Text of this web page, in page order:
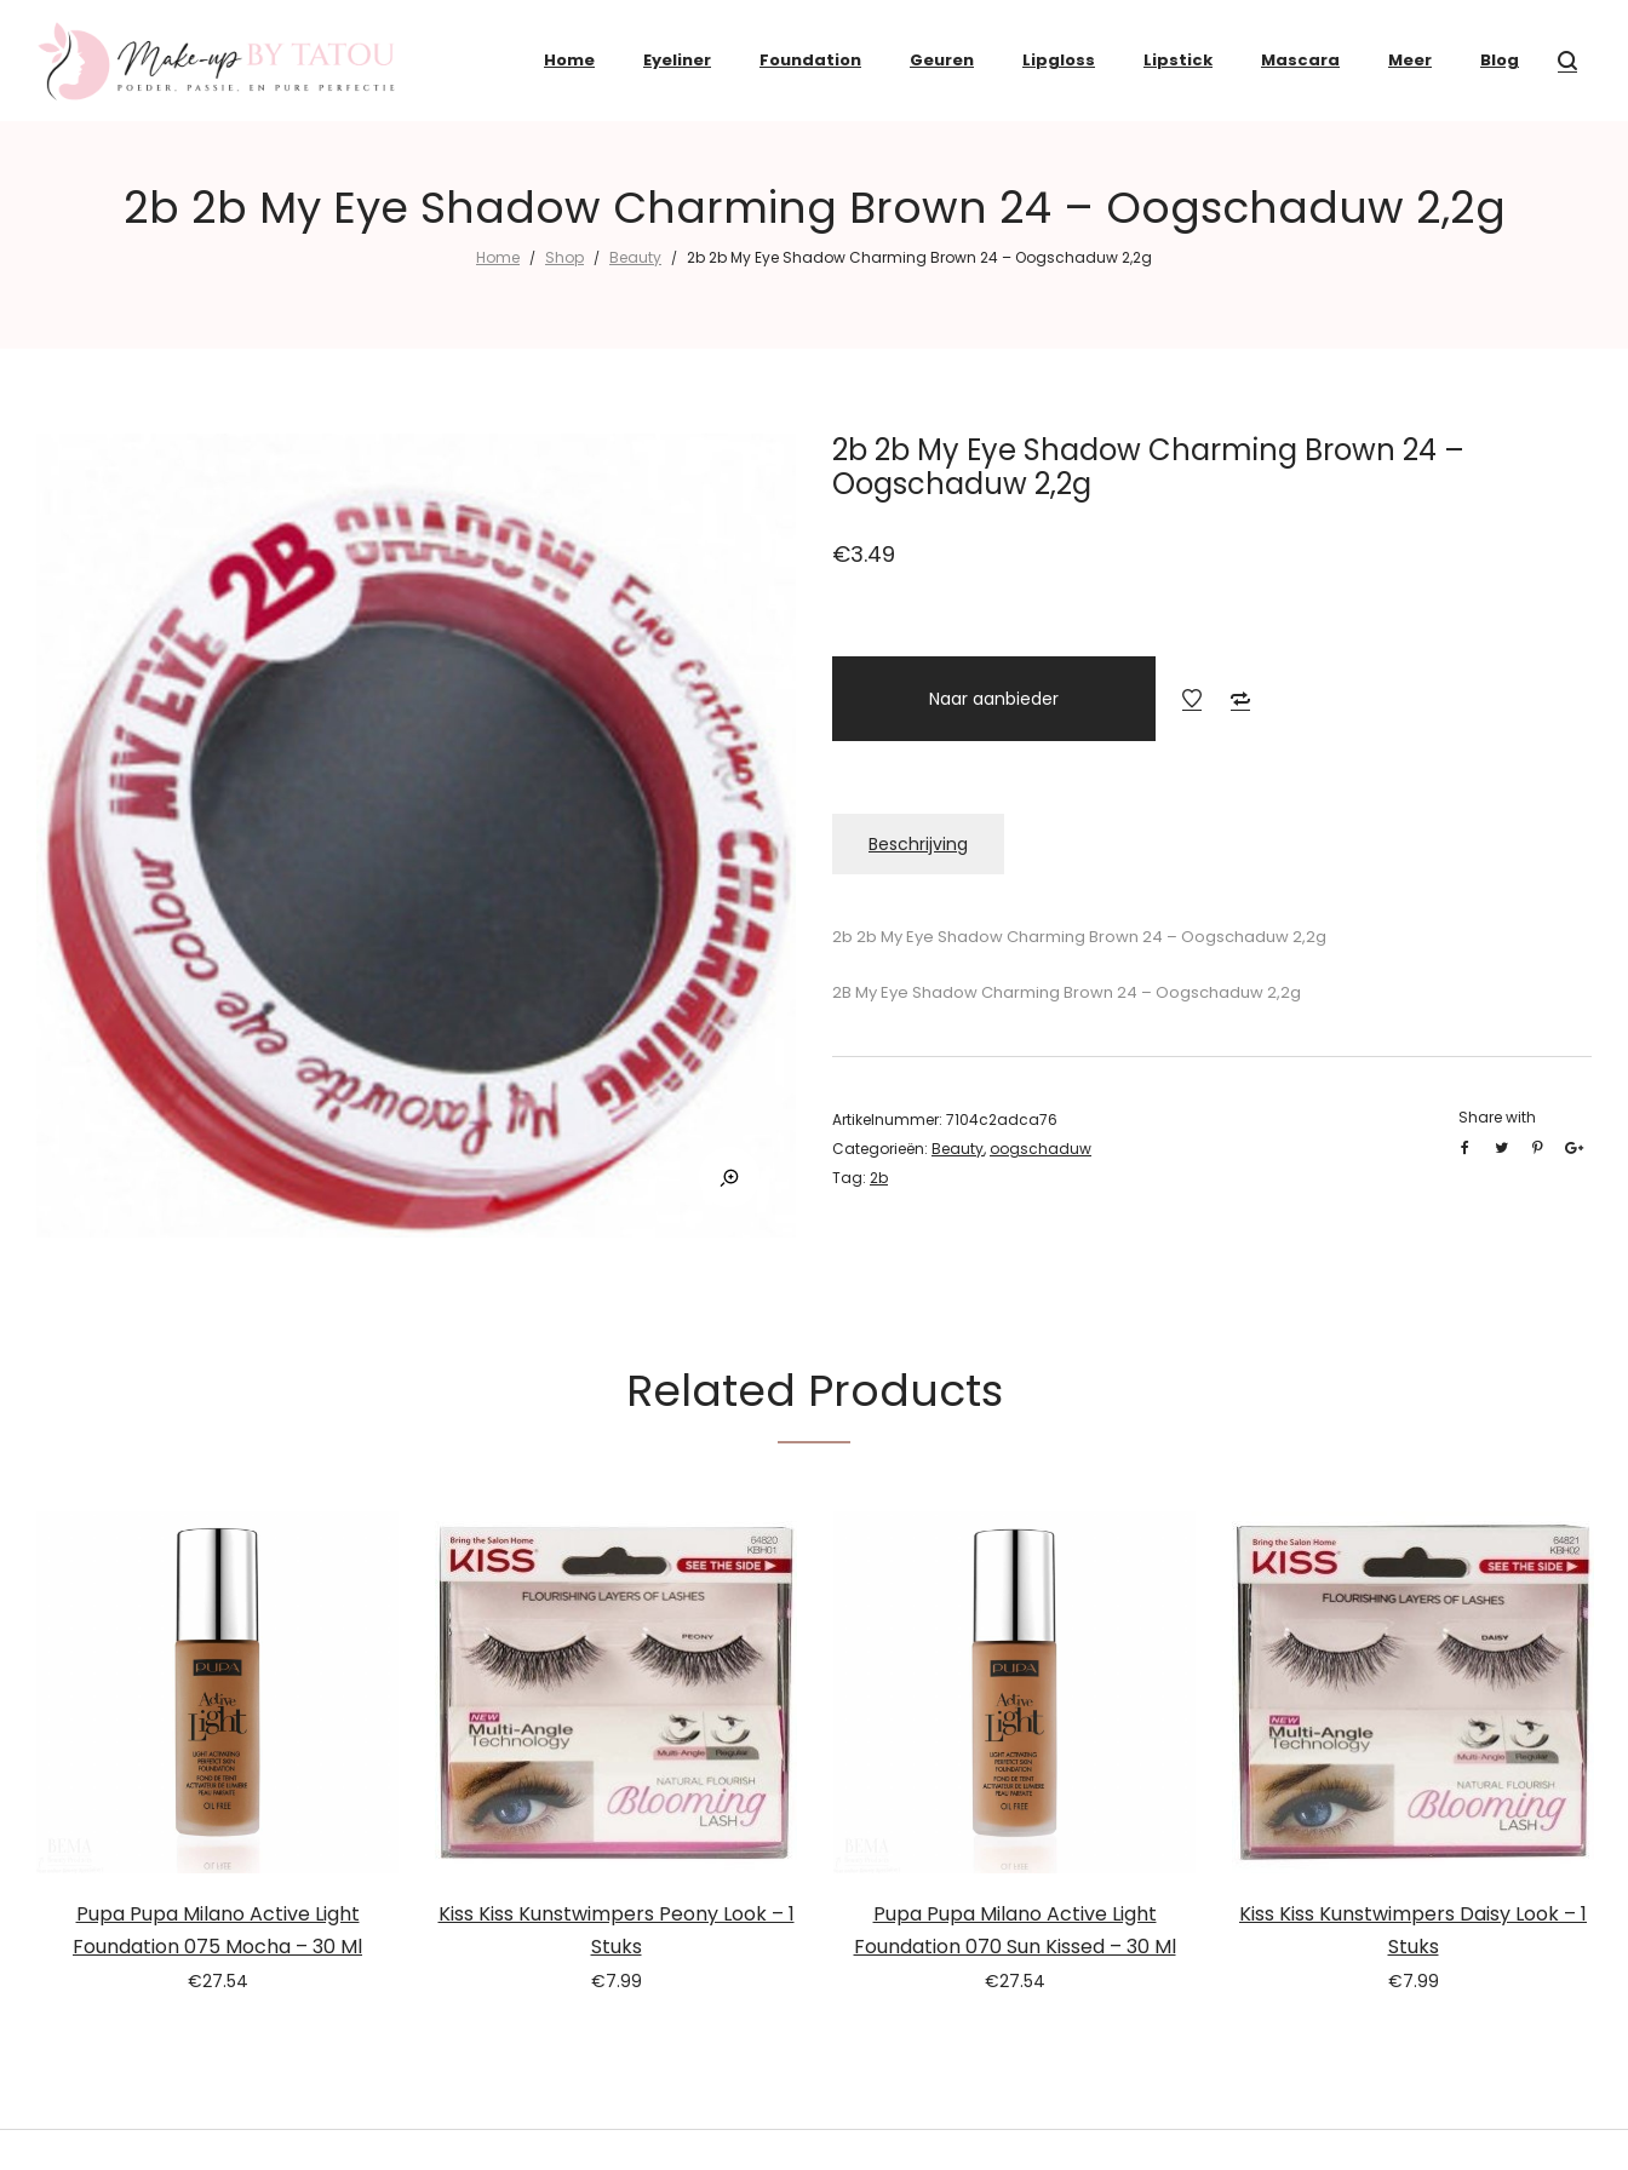
Home Eyeliner Foundation Geuren Lipgloss Lipstick Mascara Meer Blog
2b 2b My Eye Shadow Charming Brown 24 – Oogschaduw 2,2g
Home / Shop / Beauty / 2b 2b My Eye Shadow Charming Brown 24 – Oogschaduw 2,2g
2b 2b My Eye Shadow Charming Brown 24 –
Oogschaduw 2,2g
€3.49
Naar aanbieder
Beschrijving
2b 2b My Eye Shadow Charming Brown 24 – Oogschaduw 2,2g
2B My Eye Shadow Charming Brown 24 – Oogschaduw 2,2g
Artikelnummer: 7104c2adca76
Categorieën: Beauty,oogschaduw
Tag: 2b
Share with
Related Products
Pupa Pupa Milano Active Light
Foundation 075 Mocha – 30 Ml
€27.54
Kiss Kiss Kunstwimpers Peony Look – 1
Stuks
€7.99
Pupa Pupa Milano Active Light
Foundation 070 Sun Kissed – 30 Ml
€27.54
Kiss Kiss Kunstwimpers Daisy Look – 1
Stuks
€7.99